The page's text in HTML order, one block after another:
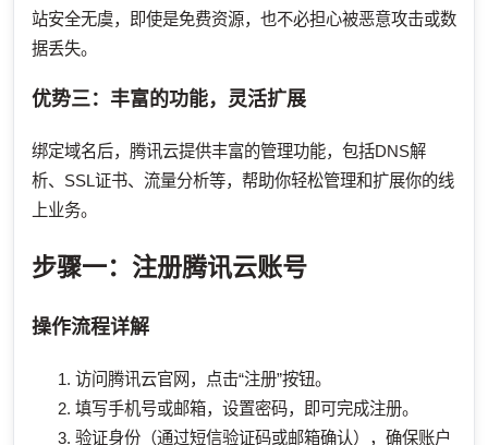
站安全无虞，即使是免费资源，也不必担心被恶意攻击或数
据丢失。
优势三：丰富的功能，灵活扩展
绑定域名后，腾讯云提供丰富的管理功能，包括DNS解
析、SSL证书、流量分析等，帮助你轻松管理和扩展你的线
上业务。
步骤一：注册腾讯云账号
操作流程详解
访问腾讯云官网，点击“注册”按钮。
填写手机号或邮箱，设置密码，即可完成注册。
验证身份（通过短信验证码或邮箱确认），确保账户